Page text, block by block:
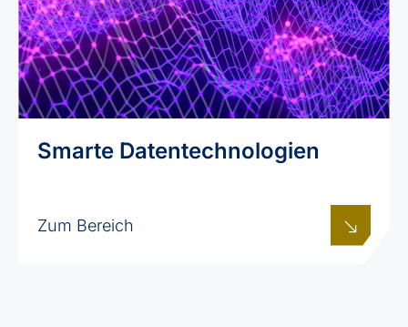
Smarte Datentechnologien
Zum Bereich